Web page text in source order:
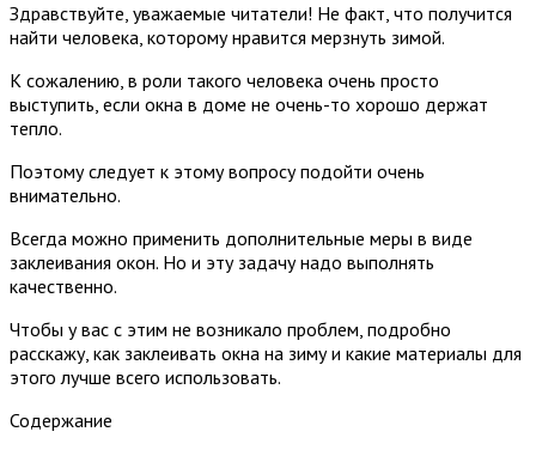
Здравствуйте, уважаемые читатели! Не факт, что получится
найти человека, которому нравится мерзнуть зимой.
К сожалению, в роли такого человека очень просто
выступить, если окна в доме не очень-то хорошо держат
тепло.
Поэтому следует к этому вопросу подойти очень
внимательно.
Всегда можно применить дополнительные меры в виде
заклеивания окон. Но и эту задачу надо выполнять
качественно.
Чтобы у вас с этим не возникало проблем, подробно
расскажу, как заклеивать окна на зиму и какие материалы для
этого лучше всего использовать.
Содержание